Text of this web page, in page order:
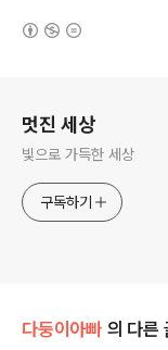
멋진 세상
빛으로 가득한 세상
구독하기
다둥이아빠 의 다른